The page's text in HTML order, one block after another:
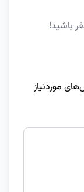
باشید!
موردنیاز